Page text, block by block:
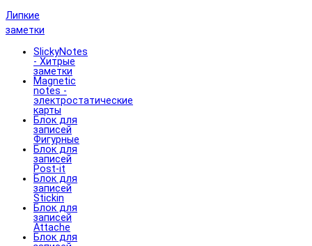
Липкие
заметки
SlickyNotes
- Хитрые
заметки
Magnetic
notes -
электростатические
карты
Блок для
записей
Фигурные
Блок для
записей
Post-it
Блок для
записей
Stickin
Блок для
записей
Attache
Блок для